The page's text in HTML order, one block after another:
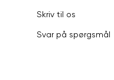
Skriv til os
Svar på spørgsmål